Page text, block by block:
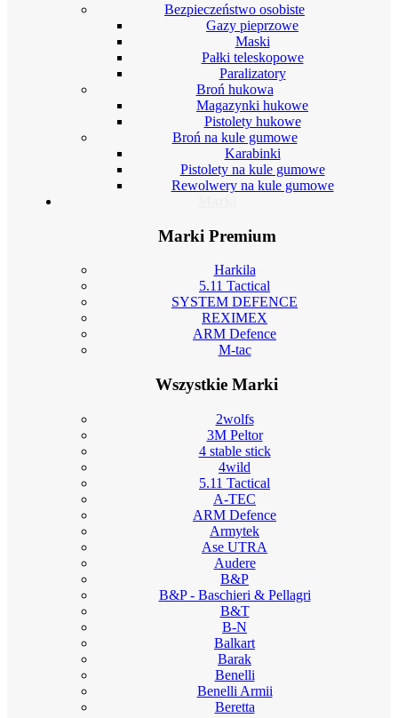
Bezpieczeństwo osobiste
Gazy pieprzowe
Maski
Pałki teleskopowe
Paralizatory
Broń hukowa
Magazynki hukowe
Pistolety hukowe
Broń na kule gumowe
Karabinki
Pistolety na kule gumowe
Rewolwery na kule gumowe
Marki Premium
Harkila
5.11 Tactical
SYSTEM DEFENCE
REXIMEX
ARM Defence
M-tac
Wszystkie Marki
2wolfs
3M Peltor
4 stable stick
4wild
5.11 Tactical
A-TEC
ARM Defence
Armytek
Ase UTRA
Audere
B&P
B&P - Baschieri & Pellagri
B&T
B-N
Balkart
Barak
Benelli
Benelli Armii
Beretta